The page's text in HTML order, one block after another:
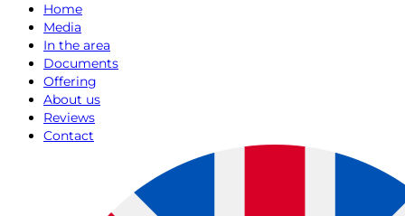
Home
Media
In the area
Documents
Offering
About us
Reviews
Contact